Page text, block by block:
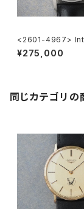
<2601-4967>
Watch Co.
¥275,000
同じカテゴリの